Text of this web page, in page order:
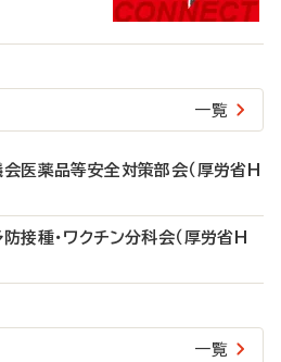
一覧
医薬品等安全対策部会（厚労省H
接種・ワクチン分科会（厚労省H
一覧